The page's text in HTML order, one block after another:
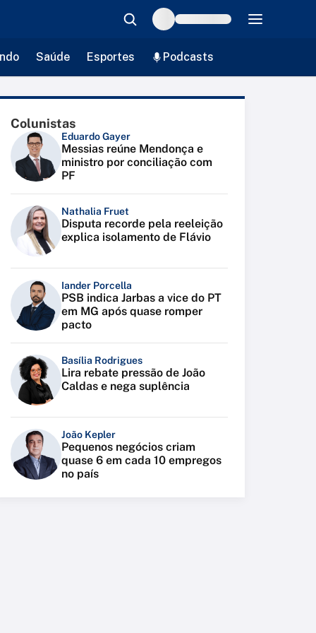
Saúde Esportes Podcasts
Colunistas
Eduardo Gayer
Messias reúne Mendonça e
ministro por conciliação com
PF
Nathalia Fruet
Disputa recorde pela reeleição
explica isolamento de Flávio
Iander Porcella
PSB indica Jarbas a vice do PT
em MG após quase romper
pacto
Basília Rodrigues
Lira rebate pressão de João
Caldas e nega suplência
João Kepler
Pequenos negócios criam
quase 6 em cada 10 empregos
no país